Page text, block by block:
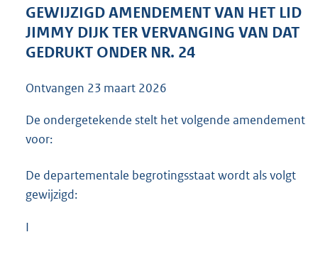
K
b
GEWIJZIGD AMENDEMENT VAN HET LID
JIMMY DIJK TER VERVANGING VAN DAT
GEDRUKT ONDER NR. 24
Ontvangen 23 maart 2026
De ondergetekende stelt het volgende amendement
voor:
De departementale begrotingsstaat wordt als volgt
gewijzigd:
I